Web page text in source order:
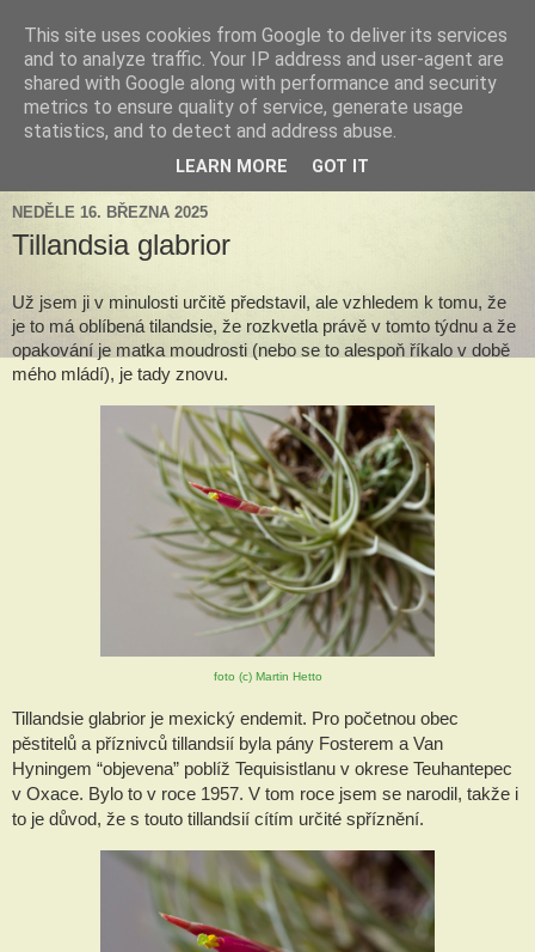
Tillandsia za okny
Tillandsie a další zelená havěť která s námi může žít v bytě,
k našim velkým radostem, nebo také starostem.
NEDĚLE 16. BŘEZNA 2025
Tillandsia glabrior
Už jsem ji v minulosti určitě představil, ale vzhledem k tomu, že
je to má oblíbená tilandsie, že rozkvetla právě v tomto týdnu a že
opakování je matka moudrosti (nebo se to alespoň říkalo v době
mého mládí), je tady znovu.
foto (c) Martin Hetto
Tillandsie glabrior je mexický endemit. Pro početnou obec
pěstitelů a příznivců tillandsií byla pány Fosterem a Van
Hyningem “objevena” poblíž Tequisistlanu v okrese Teuhantepec
v Oxace. Bylo to v roce 1957. V tom roce jsem se narodil, takže i
to je důvod, že s touto tillandsií cítím určité spříznění.
This site uses cookies from Google to deliver its services
and to analyze traffic. Your IP address and user-agent are
shared with Google along with performance and security
metrics to ensure quality of service, generate usage
statistics, and to detect and address abuse.
LEARN MORE GOT IT